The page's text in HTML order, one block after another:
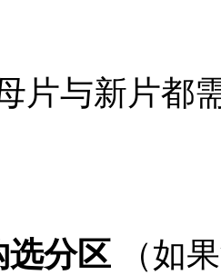
片与新片都
选分区 （如